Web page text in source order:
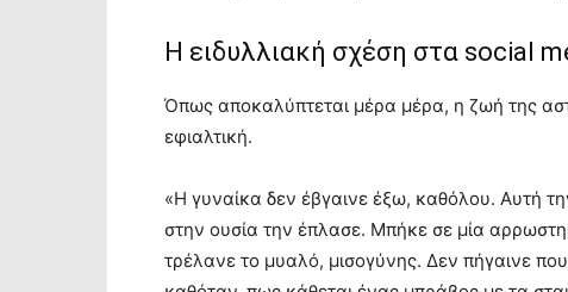
Η ειδυλλιακή σχέση στα social
Όπως αποκαλύπτεται μέρα μέρα, η ζωή της
εφιαλτική.
«Η γυναίκα δεν έβγαινε έξω, καθόλου. Αυτή
στην ουσία την έπλασε. Μπήκε σε μία
τρέλανε το μυαλό, μισογύνης. Δεν πήγαινε